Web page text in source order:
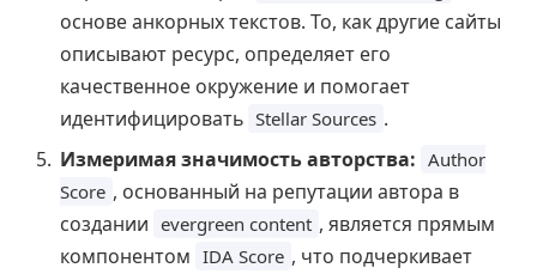
основе анкорных текстов. То, как другие сайты
описывают ресурс, определяет его
качественное окружение и помогает
идентифицировать Stellar Sources .
Измеримая значимость авторства: Author
Score , основанный на репутации автора в
создании evergreen content , является прямым
компонентом IDA Score , что подчеркивает